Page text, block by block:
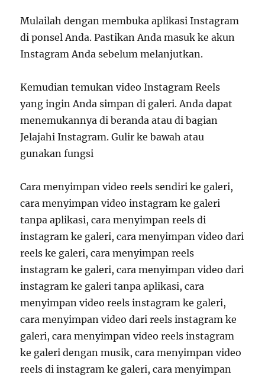
Mulailah dengan membuka aplikasi Instagram
di ponsel Anda. Pastikan Anda masuk ke akun
Instagram Anda sebelum melanjutkan.
Kemudian temukan video Instagram Reels
yang ingin Anda simpan di galeri. Anda dapat
menemukannya di beranda atau di bagian
Jelajahi Instagram. Gulir ke bawah atau
gunakan fungsi
Cara menyimpan video reels sendiri ke galeri,
cara menyimpan video instagram ke galeri
tanpa aplikasi, cara menyimpan reels di
instagram ke galeri, cara menyimpan video dari
reels ke galeri, cara menyimpan reels
instagram ke galeri, cara menyimpan video dari
instagram ke galeri tanpa aplikasi, cara
menyimpan video reels instagram ke galeri,
cara menyimpan video dari reels instagram ke
galeri, cara menyimpan video reels instagram
ke galeri dengan musik, cara menyimpan video
reels di instagram ke galeri, cara menyimpan